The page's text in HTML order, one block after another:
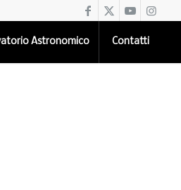
Astronomico Contatti